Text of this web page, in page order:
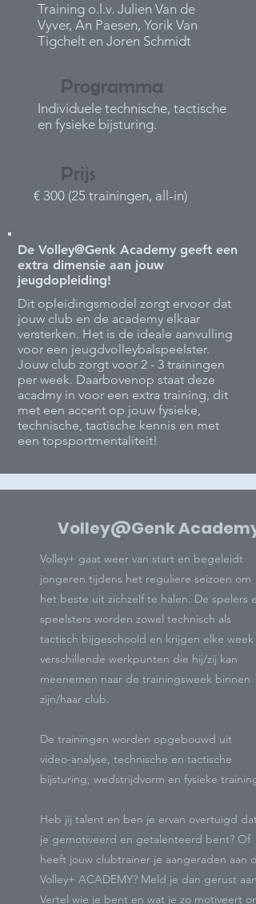
Training o.l.v. Julien Van de
Vyver, An Paesen, Yorik Van
Tigchelt en Joren Schmidt
Programma
Individuele technische, tactische
en fysieke bijsturing.
Prijs
€ 300 (25 trainingen, all-in)
De Volley@Genk Academy geeft een
extra dimensie aan jouw
jeugdopleiding!
Dit opleidingsmodel zorgt ervoor dat
jouw club en de academy elkaar
versterken. Het is de ideale aanvulling
voor een jeugdvolleybalspeelster.
Jouw club zorgt voor 2 - 3 trainingen
per week. Daarbovenop staat deze
acadmy in voor een extra training, dit
met een accent op jouw fysieke,
technische, tactische kennis en met
een topsportmentaliteit!
Volley@Genk Academy
Volley+ gaat weer van start en begeleidt
jongeren tijdens het reguliere seizoen om
het beste uit zichzelf te halen. De spelers en
speelsters worden zowel technisch als
tactisch bijgeschoold en krijgen elke week
verschillende werkpunten die hij/zij kan
meenemen naar de trainingsweek binnen
zijn/haar club.
De trainingen worden opgebouwd uit
video-analyse, technische en tactische
bijsturing, wedstrijdvorm en fysieke training.
Heb jij talent en ben je ervan overtuigd dat
je gemotiveerd en getalenteerd bent? Of
heeft jouw clubtrainer je aangeraden aan de
Volley+ ACADEMY? Meld je dan gerust aan!
Vertel wie je bent en wat je zo motiveert om